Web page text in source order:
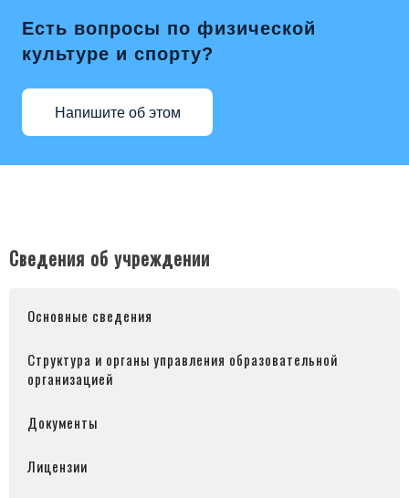
Есть вопросы по физической
культуре и спорту?
Напишите об этом
Сведения об учреждении
Основные сведения
Структура и органы управления образовательной
организацией
Документы
Лицензии